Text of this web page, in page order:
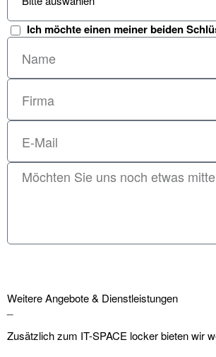
Ich möchte einen meiner beiden
Weitere Angebote & Dienstleistungen
Zusätzlich zum IT-SPACE locker bieten wir